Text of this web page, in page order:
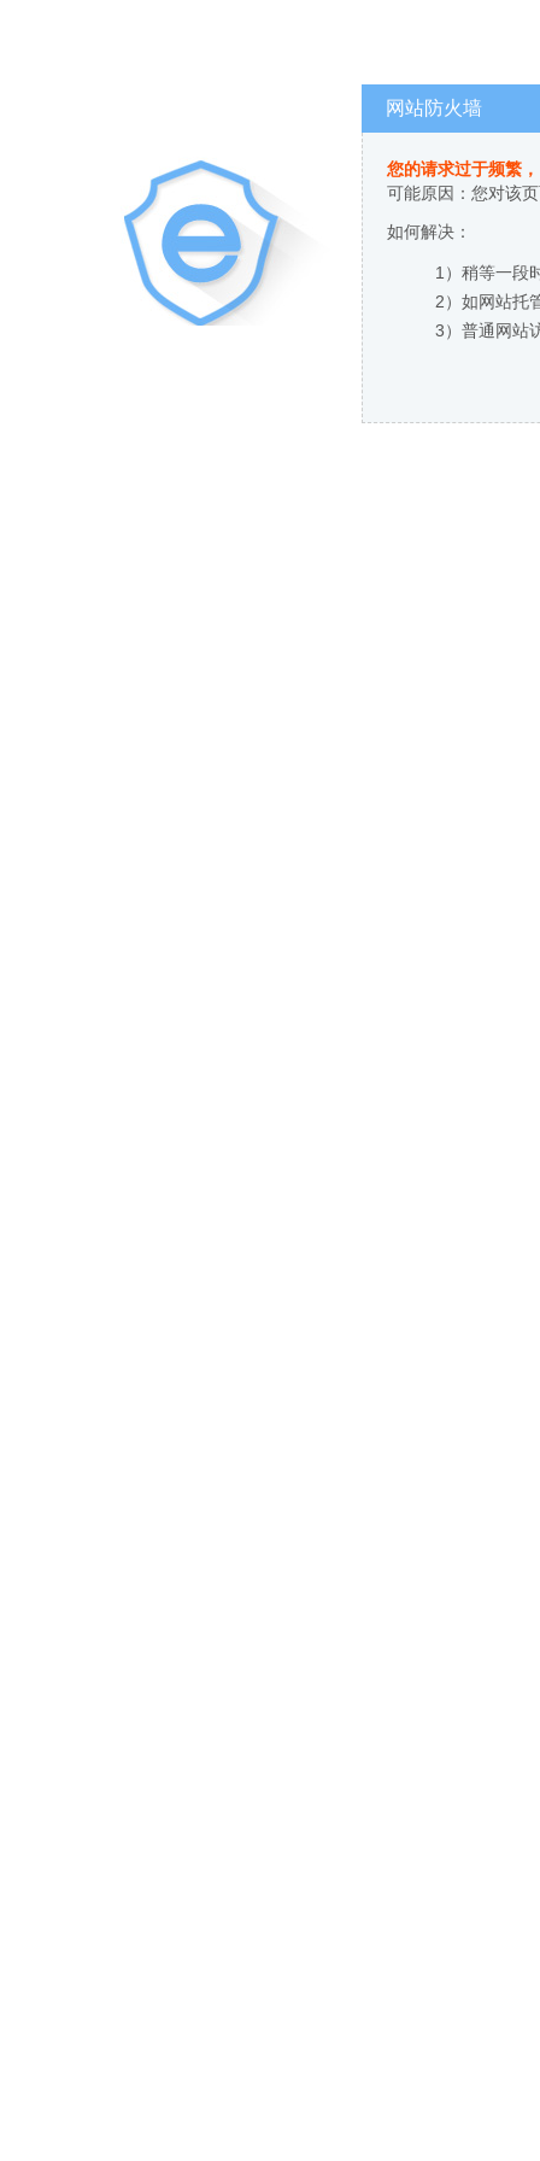
网站防火墙
您的请求过于频繁
可能原因：您对该
如何解决：
1）稍等一段
2）如网站托
3）普通网站